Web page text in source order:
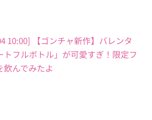
10:00] 【ゴンチャ新作】バレンタ
トフルボトル」が可愛すぎ！限定フ
飲んでみたよ